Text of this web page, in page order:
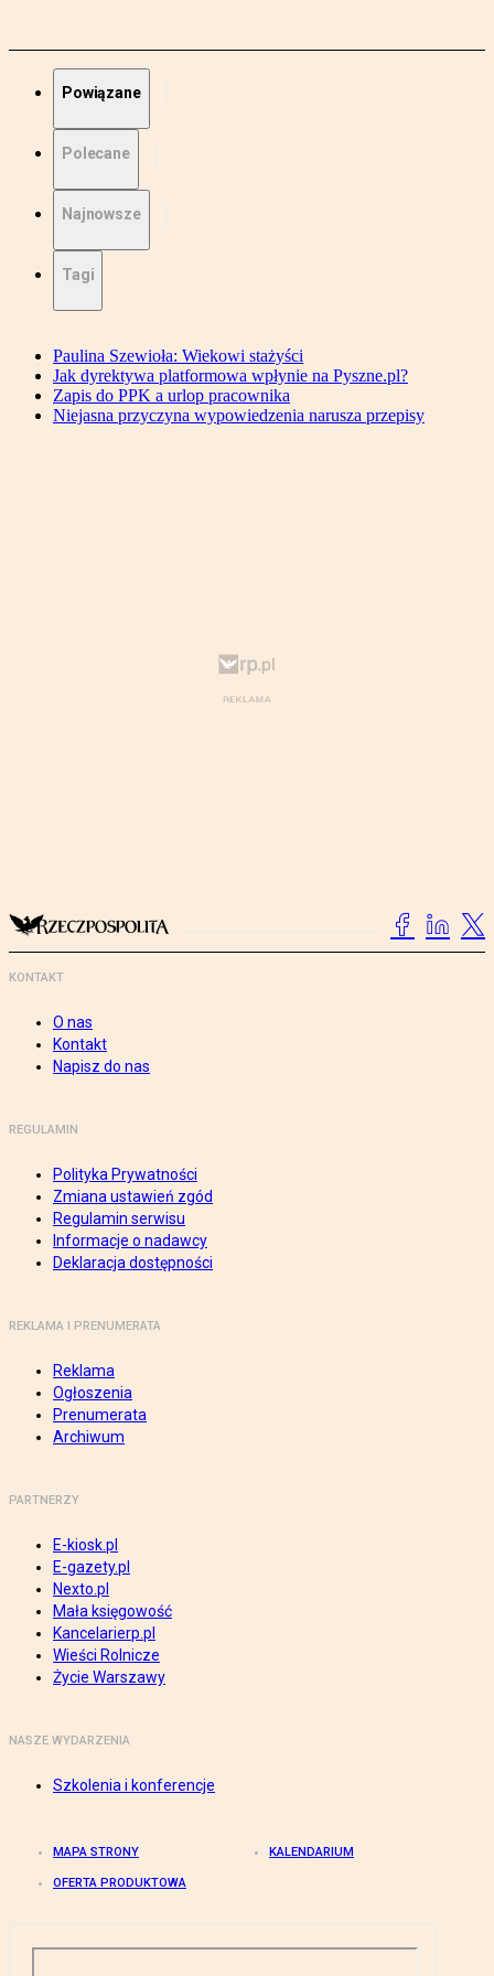
Powiązane
Polecane
Najnowsze
Tagi
Paulina Szewioła: Wiekowi stażyści
Jak dyrektywa platformowa wpłynie na Pyszne.pl?
Zapis do PPK a urlop pracownika
Niejasna przyczyna wypowiedzenia narusza przepisy
KONTAKT
O nas
Kontakt
Napisz do nas
REGULAMIN
Polityka Prywatności
Zmiana ustawień zgód
Regulamin serwisu
Informacje o nadawcy
Deklaracja dostępności
REKLAMA I PRENUMERATA
Reklama
Ogłoszenia
Prenumerata
Archiwum
PARTNERZY
E-kiosk.pl
E-gazety.pl
Nexto.pl
Mała księgowość
Kancelarierp.pl
Wieści Rolnicze
Życie Warszawy
NASZE WYDARZENIA
Szkolenia i konferencje
MAPA STRONY KALENDARIUM
OFERTA PRODUKTOWA